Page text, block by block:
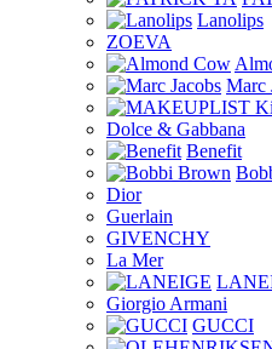
Lanolips
ZOEVA
Marc
Dolce & Gabbana
Benefit
Dior
Guerlain
GIVENCHY
La Mer
Giorgio Armani
GUCCI